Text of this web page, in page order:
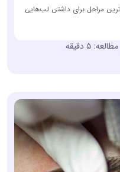
مراحل برای داشتن لب‌هایی
۵ دقیقه